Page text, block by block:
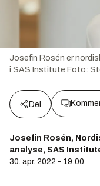
Josefin Rosén er
i SAS Institute Foto:
Del
Josefin Rosén,
analyse, SAS
30. apr. 2022 - 19:00